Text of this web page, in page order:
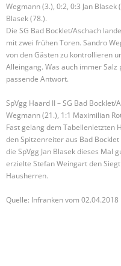
Wegmann (3.), 0:2, 0:3 Jan Blasek
Blasek (78.).
Die SG Bad Bocklet/Aschach
mit zwei frühen Toren. Sandro
von den Gästen zu kontrollieren
Alleingang. Was auch immer
passende Antwort.
SpVgg Haard II – SG Bad Bocklet/
Wegmann (21.), 1:1 Maximilian
Fast gelang dem Tabellenletzten
den Spitzenreiter aus Bad
die SpVgg Jan Blasek dieses Mal
erzielte Stefan Weingart den
Hausherren.
Quelle: Infranken vom 02.04.2018